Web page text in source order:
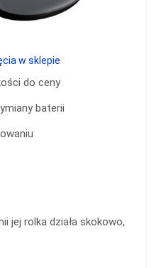
do ceny
baterii
jej rolka działa skokowo,
w sklepie